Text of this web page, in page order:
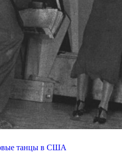
танцы в США